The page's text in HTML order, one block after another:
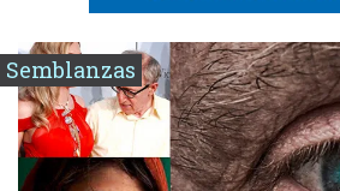
Semblanzas